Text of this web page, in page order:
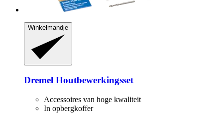
Winkelmandje
Dremel Houtbewerkingsset
Accessoires van hoge kwaliteit
In opbergkoffer